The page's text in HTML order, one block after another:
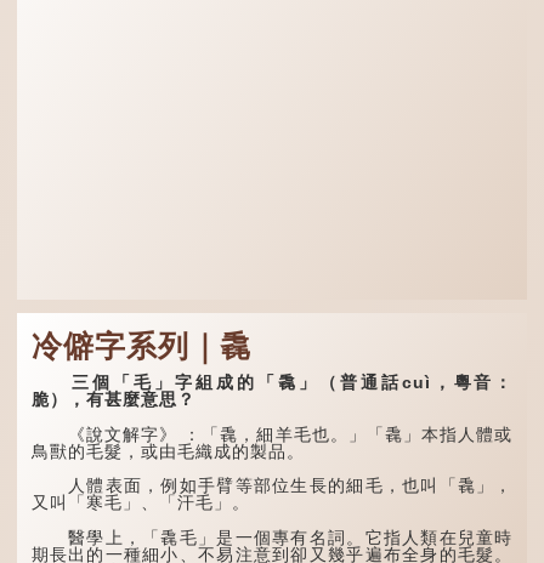
冷僻字系列｜毳
三個「毛」字組成的「毳」（普通話cuì，粵音：
脆），有甚麼意思？
《說文解字》 ：「毳，細羊毛也。」「毳」本指人體或
鳥獸的毛髮，或由毛織成的製品。
人體表面，例如手臂等部位生長的細毛，也叫「毳」，
又叫「寒毛」、「汗毛」。
醫學上，「毳毛」是一個專有名詞。它指人類在兒童時
期長出的一種細小、不易注意到卻又幾乎遍布全身的毛髮。